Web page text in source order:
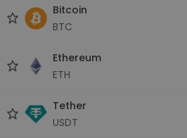
Bitcoin
BTC
Ethereum
ETH
Tether
USDT